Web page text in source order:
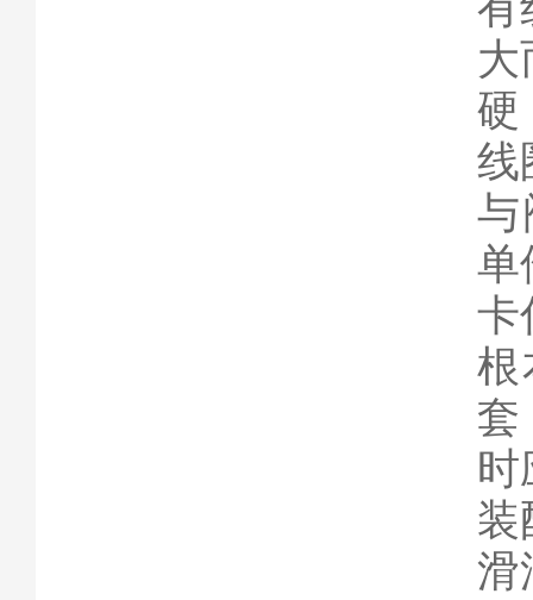
大
硬
线
与
单
卡
根
套
时
装
滑